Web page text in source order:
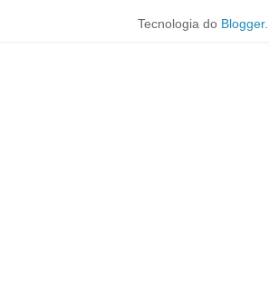
Tecnologia do Blogger.